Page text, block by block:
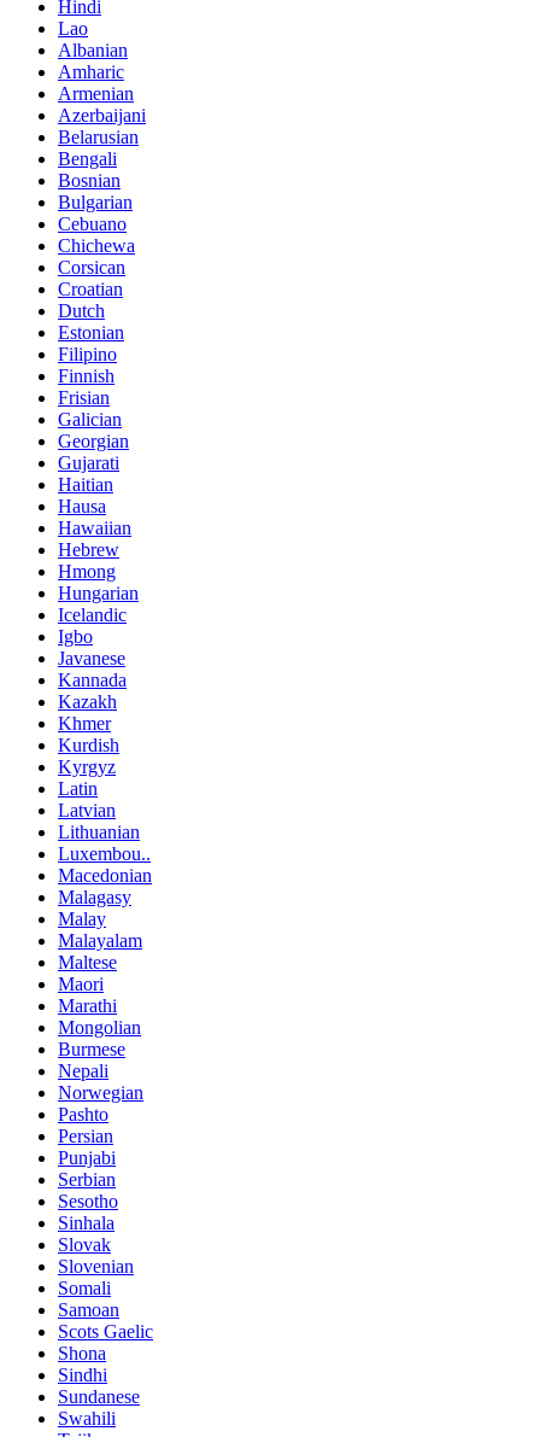
Hindi
Lao
Albanian
Amharic
Armenian
Azerbaijani
Belarusian
Bengali
Bosnian
Bulgarian
Cebuano
Chichewa
Corsican
Croatian
Dutch
Estonian
Filipino
Finnish
Frisian
Galician
Georgian
Gujarati
Haitian
Hausa
Hawaiian
Hebrew
Hmong
Hungarian
Icelandic
Igbo
Javanese
Kannada
Kazakh
Khmer
Kurdish
Kyrgyz
Latin
Latvian
Lithuanian
Luxembou..
Macedonian
Malagasy
Malay
Malayalam
Maltese
Maori
Marathi
Mongolian
Burmese
Nepali
Norwegian
Pashto
Persian
Punjabi
Serbian
Sesotho
Sinhala
Slovak
Slovenian
Somali
Samoan
Scots Gaelic
Shona
Sindhi
Sundanese
Swahili